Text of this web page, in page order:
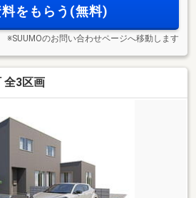
料をもらう(無料)
※SUUMOのお問い合わせページへ移動します
全3区画